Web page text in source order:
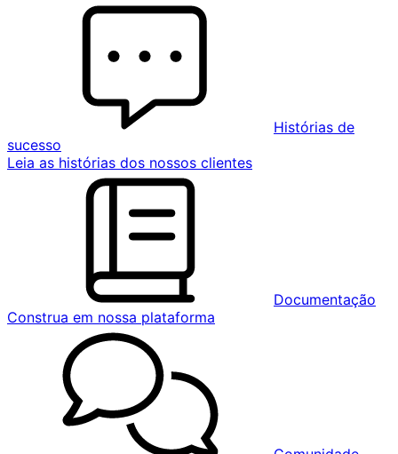
Histórias de
sucesso
Leia as histórias dos nossos clientes
Documentação
Construa em nossa plataforma